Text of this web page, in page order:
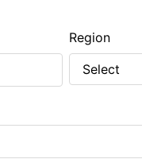
Region